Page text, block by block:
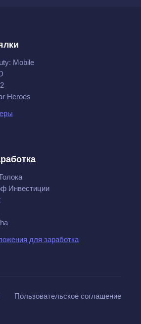
Mobile
Heroes
Инвестиции
для заработка
Пользовательское соглашение